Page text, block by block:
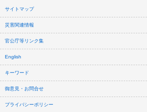
サイトマップ
災害関連情報
官公庁等リンク集
English
キーワード
御意見・お問合せ
プライバシーポリシー